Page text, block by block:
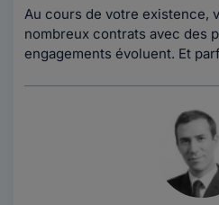
Au cours de votre existence,
nombreux contrats avec des
engagements évoluent. Et